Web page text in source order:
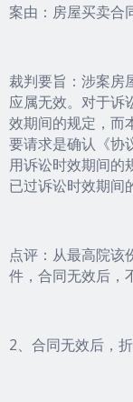
案由：房屋买卖合
裁判要旨：涉案房
应属无效。对于诉
效期间的规定，而
要请求是确认《协
用诉讼时效期间的
已过诉讼时效期间
点评：从最高院该
件，合同无效后，
2、合同无效后，